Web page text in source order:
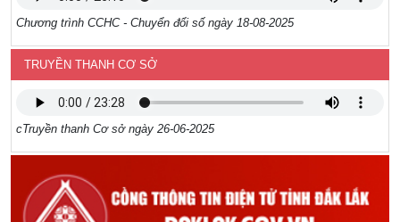
Chương trình CCHC - Chuyển đổi số ngày 18-08-2025
TRUYỀN THANH CƠ SỞ
cTruyền thanh Cơ sở ngày 26-06-2025